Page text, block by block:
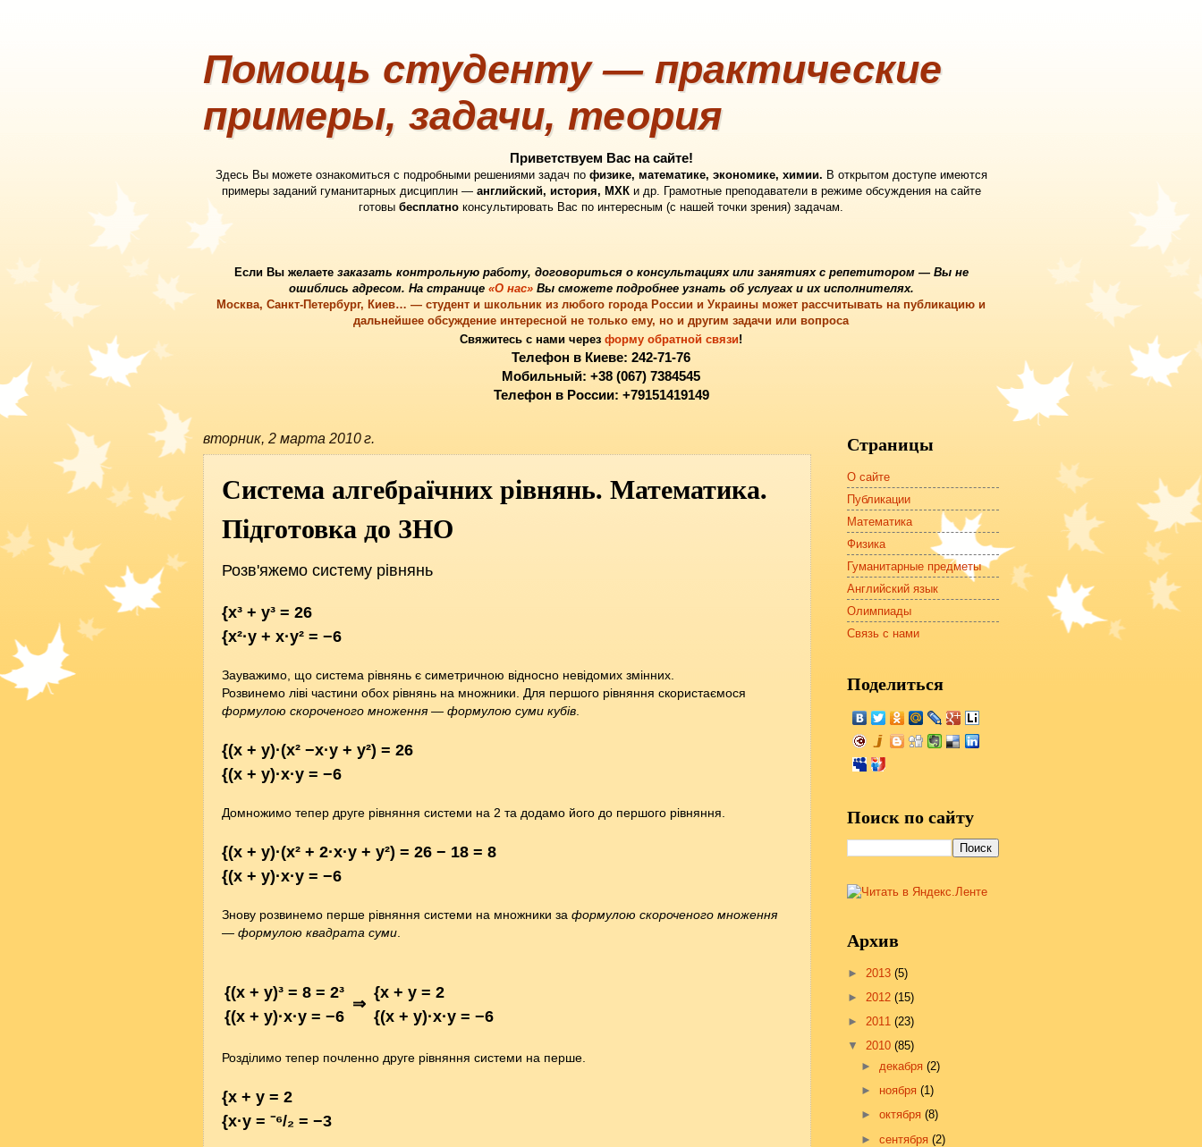
Помощь студенту — практические
примеры, задачи, теория
Приветствуем Вас на сайте!
Здесь Вы можете ознакомиться с подробными решениями задач по физике, математике, экономике, химии. В открытом доступе имеются
примеры заданий гуманитарных дисциплин — английский, история, МХКи др. Грамотные преподаватели в режиме обсуждения на сайте
готовы бесплатно консультировать Вас по интересным (с нашей точки зрения) задачам.
Если Вы желаете заказать контрольную работу, договориться о консультацияхили занятиях с репетитором— Вы не
ошиблись адресом. На странице «О нас»Вы сможете подробнее узнать об услугах и их исполнителях.
Москва, Санкт-Петербург, Киев… — студент и школьник из любого города России и Украины может рассчитывать на публикацию и
дальнейшее обсуждение интересной не только ему, но и другим задачи или вопроса
Свяжитесь с нами через форму обратной связи!
Телефон в Киеве: 242-71-76
Мобильный: +38 (067) 7384545
Телефон в России: +79151419149
вторник, 2 марта 2010 г.
Система алгебраїчних рівнянь. Математика.
Підготовка до ЗНО
Розв'яжемо систему рівнянь
{x³ + y³ = 26
{x²·y + x·y² = −6
Зауважимо, що система рівнянь є симетричною відносно невідомих змінних.
Розвинемо ліві частини обох рівнянь на множники. Для першого рівняння скористаємося
формулою скороченого множення — формулою суми кубів
{(x + y)·(x² −x·y + y²) = 26
{(x + y)·x·y = −6
Домножимо тепер друге рівняння системи на 2 та додамо його до першого рівняння.
{(x + y)·(x² + 2·x·y + y²) = 26 − 18 = 8
{(x + y)·x·y = −6
Знову розвинемо перше рівняння системи на множники за формулою скороченого множення
— формулою квадрата суми
{(x + y)³ = 8 = 2³
{(x + y)·x·y = −6
⇒
{x + y = 2
{(x + y)·x·y = −6
Розділимо тепер почленно друге рівняння системи на перше.
{x + y = 2
{x·y = ⁻⁶/₂ = −3
Страницы
О сайте
Публикации
Математика
Физика
Гуманитарные предметы
Английский язык
Олимпиады
Связь с нами
Поделиться
Поиск по сайту
Архив
► 2013 (5)
► 2012 (15)
► 2011 (23)
▼ 2010 (85)
► декабря(2)
► ноября(1)
►октября(8)
►сентября(2)